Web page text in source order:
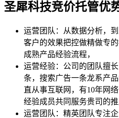
圣犀科技竞价托管优
运营团队：从数据分析，
客户的效果把控做精做专
成熟产品经验流程，
运营经验：公司的团队擅
条，搜索广告一条龙系产
直从事互联网，有10年网
经验成员共同服务贵司的推
运营团队：精英团队专注